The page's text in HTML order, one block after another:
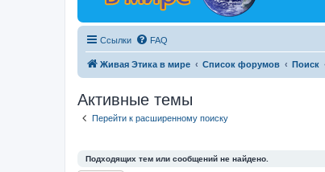
Ссылки FAQ
Живая Этика в мире Список форумов Поиск
Активные темы
Перейти к расширенному поиску
Подходящих тем или сообщений не найдено.